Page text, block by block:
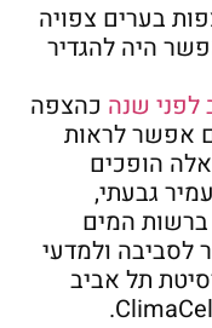
בערים צפויה
היה להגדיר
שנה כהצפה
שנה, כיום אפשר לראות
הופכים
גבעתי,
המים
לסביבה ולמדעי
תל אביב